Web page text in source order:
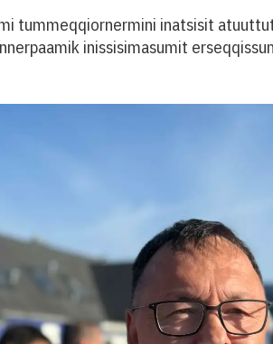
tummeqqiornermini inatsisit
inissisimasumit